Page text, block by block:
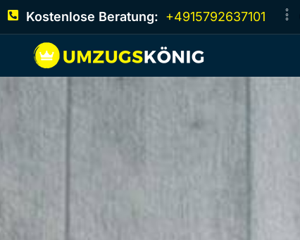
Kostenlose Beratung: +4915792637101